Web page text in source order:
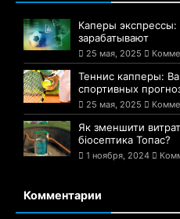
Каперы экспрессы:
зарабатывают
25 мая, 2025
Теннис капперы:
спортивных
25 мая, 2025
Як зменшити
біосептика Топас?
1 ноября, 2024
Комментарии